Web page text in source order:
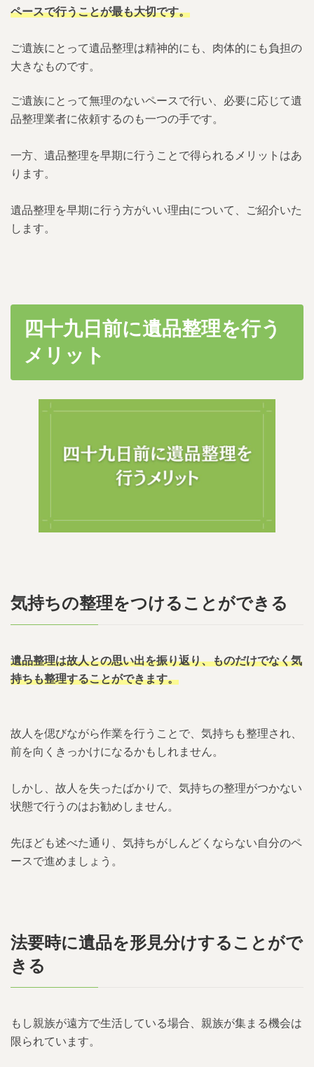
7.2.3.
8.遺品整理を四十九日以降に行う際の注意点
8.1. 相続税の申告期限
8.2.遺品整理を後回しし、放置した場合
ペースで行うことが最も大切です。
ご遺族にとって遺品整理は精神的にも、肉体的にも負担の
大きなものです。
ご遺族にとって無理のないペースで行い、必要に応じて遺
品整理業者に依頼するのも一つの手です。
一方、遺品整理を早期に行うことで得られるメリットはあ
ります。
遺品整理を早期に行う方がいい理由について、ご紹介いた
します。
四十九日前に遺品整理を行う
メリット
気持ちの整理をつけることができる
遺品整理は故人との思い出を振り返り、ものだけでなく気
持ちも整理することができます。
故人を偲びながら作業を行うことで、気持ちも整理され、
前を向くきっかけになるかもしれません。
しかし、故人を失ったばかりで、気持ちの整理がつかない
状態で行うのはお勧めしません。
先ほども述べた通り、気持ちがしんどくならない自分のペ
ースで進めましょう。
法要時に遺品を形見分けすることがで
きる
もし親族が遠方で生活している場合、親族が集まる機会は
限られています。